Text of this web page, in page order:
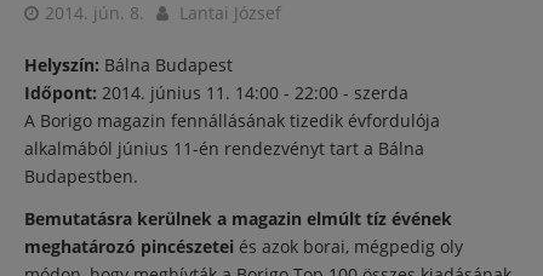
2014. jún. 8. Lantai József
Helyszín: Bálna Budapest
Időpont: 2014. június 11. 14:00 - 22:00 - szerda
A Borigo magazin fennállásának tizedik évfordulója
alkalmából június 11-én rendezvényt tart a Bálna
Budapestben.
Bemutatásra kerülnek a magazin elmúlt tíz évének
meghatározó pincészetei és azok borai, mégpedig oly